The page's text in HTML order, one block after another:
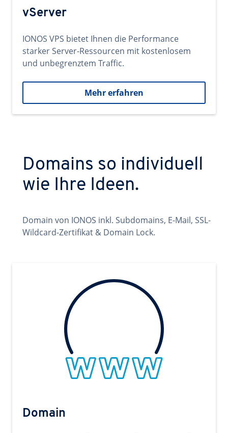
vServer
IONOS VPS bietet Ihnen die Performance
starker Server-Ressourcen mit kostenlosem
und unbegrenztem Traffic.
Mehr erfahren
Domains so individuell
wie Ihre Ideen.
Domain von IONOS inkl. Subdomains, E-Mail, SSL-
Wildcard-Zertifikat & Domain Lock.
Domain